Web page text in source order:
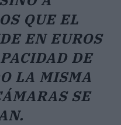
QUE EL
EN EUROS
DE
LA MISMA
SE